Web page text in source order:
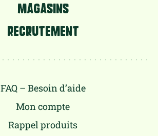
MAGASINS
RECRUTEMENT
FAQ – Besoin d’aide
Mon compte
Rappel produits